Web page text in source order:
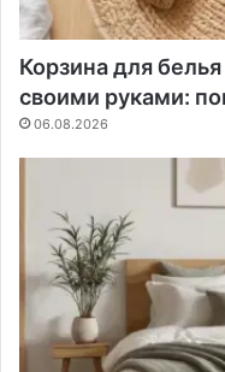
Корзина для
своими руками:
06.08.2026